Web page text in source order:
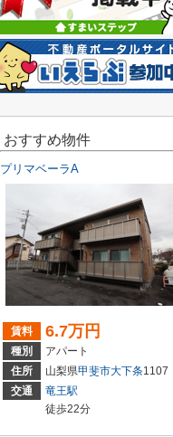
おすすめ物件
プリマベーラA
賃料 6.7万円
種別
アパート
住所
山梨県甲斐市大下条1107
交通
竜王駅
徒歩22分